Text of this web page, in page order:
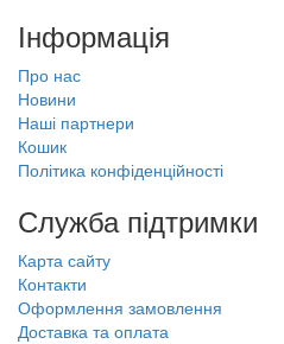
Інформація
Про нас
Новини
Наші партнери
Кошик
Політика конфіденційності
Служба підтримки
Карта сайту
Контакти
Оформлення замовлення
Доставка та оплата